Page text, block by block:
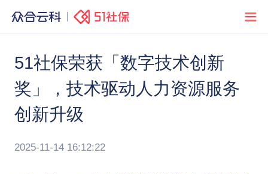
51社保荣获「数字技术创新
奖」，技术驱动人力资源服务
创新升级
2025-11-14 16:12:22